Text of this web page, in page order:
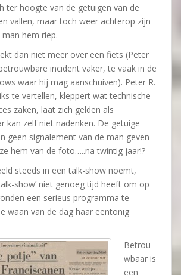
ter hoogte van de getuigen van de
vallen, maar toch weer achterop zijn
hem riep.
dan niet meer over een fiets (Peter
incident vaker, te vaak in de
waar hij mag aanschuiven). Peter R.
te vertellen, kleppert wat technische
zaken, laat zich gelden als
kan zelf niet nadenken. De getuige
geen signalement van de man geven
hem van de foto…..na twintig jaar!?
steeds in een talk-show noemt,
show’ niet genoeg tijd heeft om op
een serieus programma te
waan van de dag haar eentonig
Betrou
wbaar is
een